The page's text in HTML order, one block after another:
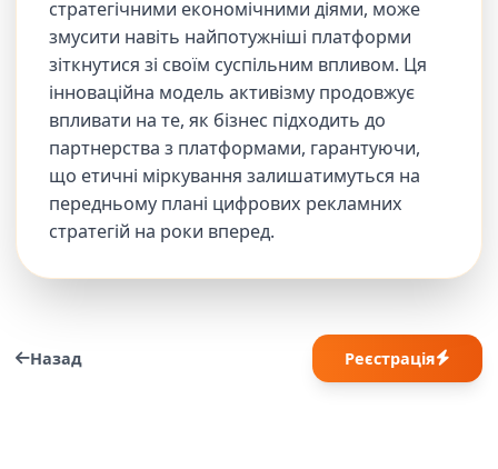
стратегічними економічними діями, може
змусити навіть найпотужніші платформи
зіткнутися зі своїм суспільним впливом. Ця
інноваційна модель активізму продовжує
впливати на те, як бізнес підходить до
партнерства з платформами, гарантуючи,
що етичні міркування залишатимуться на
передньому плані цифрових рекламних
стратегій на роки вперед.
Назад Реєстрація